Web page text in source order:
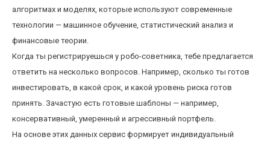
алгоритмах и моделях, которые используют современные
технологии — машинное обучение, статистический анализ и
финансовые теории.
Когда ты регистрируешься у робо-советника, тебе предлагается
ответить на несколько вопросов. Например, сколько ты готов
инвестировать, в какой срок, и какой уровень риска готов
принять. Зачастую есть готовые шаблоны — например,
консервативный, умеренный и агрессивный портфель.
На основе этих данных сервис формирует индивидуальный